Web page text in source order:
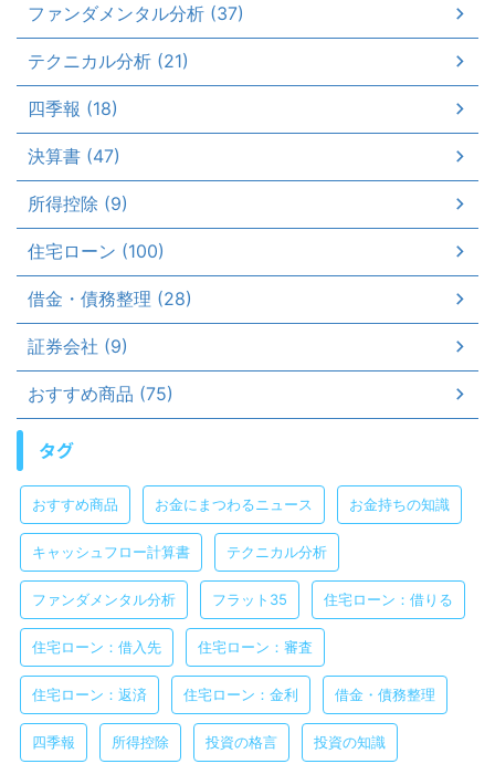
ファンダメンタル分析 (37)
テクニカル分析 (21)
四季報 (18)
決算書 (47)
所得控除 (9)
住宅ローン (100)
借金・債務整理 (28)
証券会社 (9)
おすすめ商品 (75)
タグ
おすすめ商品 お金にまつわるニュース お金持ちの知識
キャッシュフロー計算書 テクニカル分析
ファンダメンタル分析 フラット35 住宅ローン：借りる
住宅ローン：借入先 住宅ローン：審査
住宅ローン：返済 住宅ローン：金利 借金・債務整理
四季報 所得控除 投資の格言 投資の知識